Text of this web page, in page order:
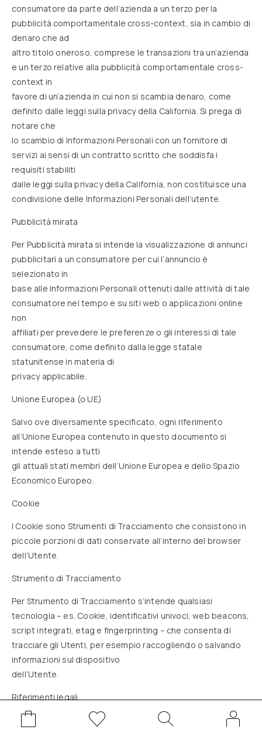
consumatore da parte dell’azienda a un terzo per la
pubblicità comportamentale cross-context, sia in cambio di
denaro che ad
altro titolo oneroso, comprese le transazioni tra un’azienda
e un terzo relative alla pubblicità comportamentale cross-
context in
favore di un’azienda in cui non si scambia denaro, come
definito dalle leggi sulla privacy della California. Si prega di
notare che
lo scambio di Informazioni Personali con un fornitore di
servizi ai sensi di un contratto scritto che soddisfa i
requisiti stabiliti
dalle leggi sulla privacy della California, non costituisce una
condivisione delle Informazioni Personali dell’utente.
Pubblicità mirata
Per Pubblicità mirata si intende la visualizzazione di annunci
pubblicitari a un consumatore per cui l’annuncio è
selezionato in
base alle Informazioni Personali ottenuti dalle attività di tale
consumatore nel tempo e su siti web o applicazioni online
non
affiliati per prevedere le preferenze o gli interessi di tale
consumatore, come definito dalla legge statale
statunitense in materia di
privacy applicabile.
Unione Europea (o UE)
Salvo ove diversamente specificato, ogni riferimento
all’Unione Europea contenuto in questo documento si
intende esteso a tutti
gli attuali stati membri dell’Unione Europea e dello Spazio
Economico Europeo.
Cookie
I Cookie sono Strumenti di Tracciamento che consistono in
piccole porzioni di dati conservate all’interno del browser
dell’Utente.
Strumento di Tracciamento
Per Strumento di Tracciamento s’intende qualsiasi
tecnologia – es. Cookie, identificativi univoci, web beacons,
script integrati, etag e fingerprinting – che consenta di
tracciare gli Utenti, per esempio raccogliendo o salvando
informazioni sul dispositivo
dell’Utente.
Riferimenti legali
La presente informativa privacy è redatta sulla base di